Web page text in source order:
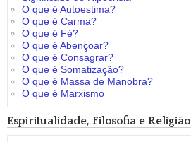
O que é Autoestima?
O que é Carma?
O que é Fé?
O que é Abençoar?
O que é Consagrar?
O que é Somatização?
O que é Massa de Manobra?
O que é Marxismo
Espiritualidade, Filosofia e Religião